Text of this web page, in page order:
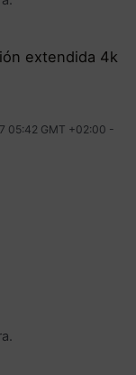
extendida 4k
05:42 GMT +02:00 -